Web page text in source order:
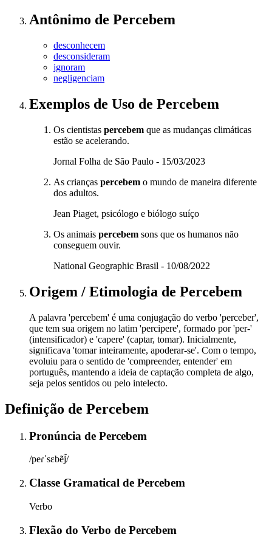
Antônimo de Percebem
desconhecem
desconsideram
ignoram
negligenciam
Exemplos de Uso de Percebem
Os cientistas percebem que as mudanças climáticas
estão se acelerando.
Jornal Folha de São Paulo - 15/03/2023
As crianças percebem o mundo de maneira diferente
dos adultos.
Jean Piaget, psicólogo e biólogo suíço
Os animais percebem sons que os humanos não
conseguem ouvir.
National Geographic Brasil - 10/08/2022
Origem / Etimologia de Percebem
A palavra 'percebem' é uma conjugação do verbo 'perceber',
que tem sua origem no latim 'percipere', formado por 'per-'
(intensificador) e 'capere' (captar, tomar). Inicialmente,
significava 'tomar inteiramente, apoderar-se'. Com o tempo,
evoluiu para o sentido de 'compreender, entender' em
português, mantendo a ideia de captação completa de algo,
seja pelos sentidos ou pelo intelecto.
Definição de Percebem
Pronúncia de Percebem
/peɾˈsɛbẽj̃/
Classe Gramatical de Percebem
Verbo
Flexão do Verbo de Percebem